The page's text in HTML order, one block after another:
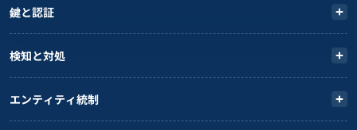
鍵と認証
検知と対処
エンティティ統制